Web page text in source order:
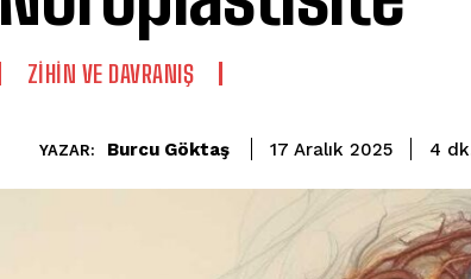
⁠ZIHIN VE DAVRANIŞ
YAZAR: Burcu Göktaş 17 Aralık 2025 4